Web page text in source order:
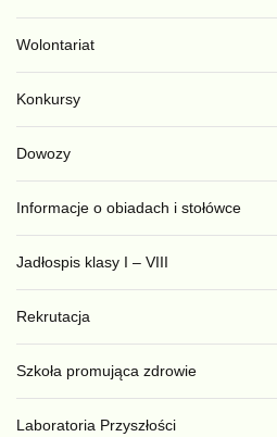
Wolontariat
Konkursy
Dowozy
Informacje o obiadach i stołówce
Jadłospis klasy I – VIII
Rekrutacja
Szkoła promująca zdrowie
Laboratoria Przyszłości